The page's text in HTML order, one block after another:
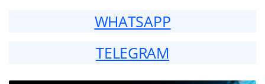
WHATSAPP
TELEGRAM